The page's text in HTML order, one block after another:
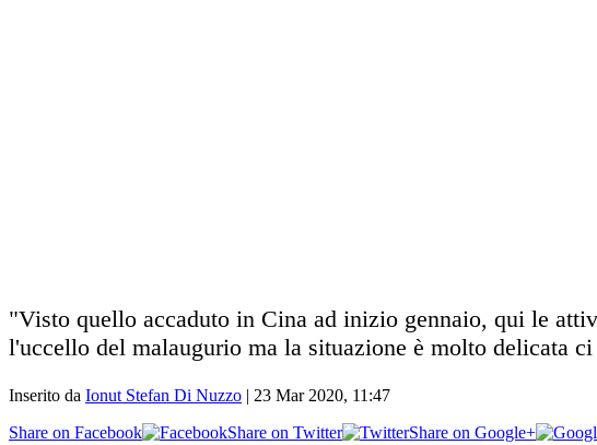
"Visto quello accaduto in Cina ad inizio gennaio, qui le
l'uccello del malaugurio ma la situazione è molto delicata
Inserito da Ionut Stefan Di Nuzzo | 23 Mar 2020, 11:47
Share on Facebook
Share on Twitter Share on Google+